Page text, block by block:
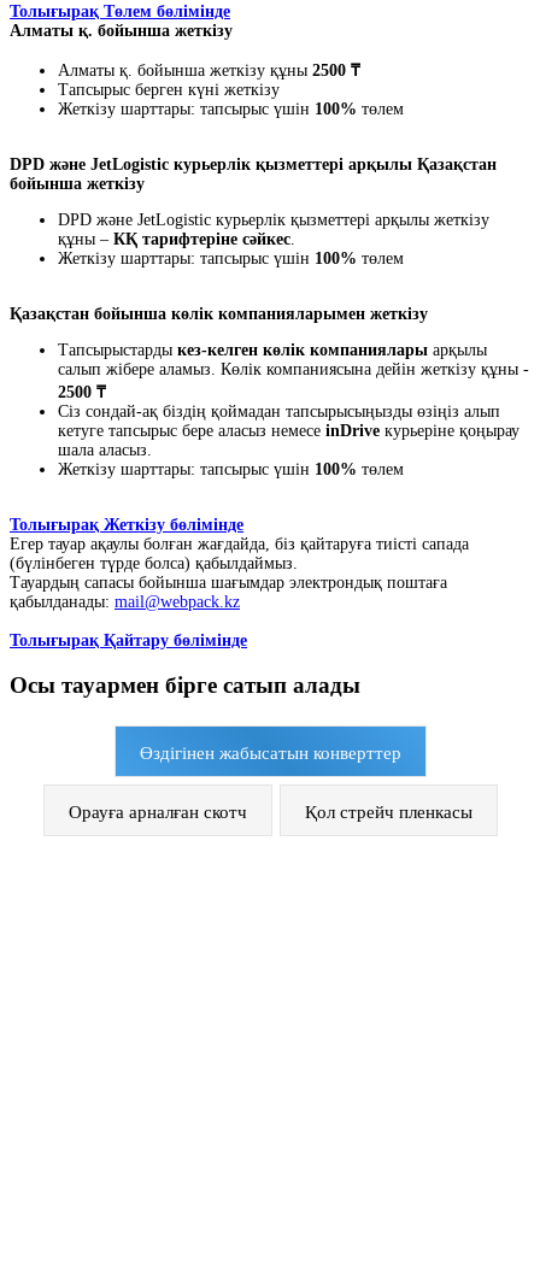
Толығырақ Төлем бөлімінде
Алматы қ. бойынша жеткізу
Алматы қ. бойынша жеткізу құны 2500 ₸
Тапсырыс берген күні жеткізу
Жеткізу шарттары: тапсырыс үшін 100% төлем
DPD және JetLogistic курьерлік қызметтері арқылы Қазақстан
бойынша жеткізу
DPD және JetLogistic курьерлік қызметтері арқылы жеткізу
құны – КҚ тарифтеріне сәйкес
Жеткізу шарттары: тапсырыс үшін 100% төлем
Қазақстан бойынша көлік компанияларымен жеткізу
Тапсырыстарды кез-келген көлік компаниялары арқылы
салып жібере аламыз. Көлік компаниясына дейін жеткізу құны -
2500 ₸
Сіз сондай-ақ біздің қоймадан тапсырысыңызды өзіңіз алып
кетуге тапсырыс бере аласыз немесе inDrive курьеріне қоңырау
шала аласыз.
Жеткізу шарттары: тапсырыс үшін 100% төлем
Толығырақ Жеткізу бөлімінде
Егер тауар ақаулы болған жағдайда, біз қайтаруға тиісті сапада
(бүлінбеген түрде болса) қабылдаймыз.
Тауардың сапасы бойынша шағымдар электрондық поштаға
қабылданады: mail@webpack.kz
Толығырақ Қайтару бөлімінде
Осы тауармен бірге сатып алады
Өздігінен жабысатын конверттер
Орауға арналған скотч Қол стрейч пленкасы